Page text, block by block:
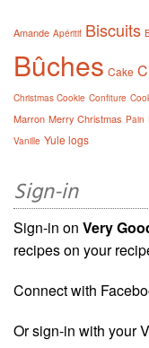
Amande Apéritif Biscuits
Bûches Cake
Christmas Cookie Confiture
Marron Merry Christmas Pain
Vanille Yule logs
Sign-in
Sign-in on Very
recipes on your
Connect with
Or sign-in with your